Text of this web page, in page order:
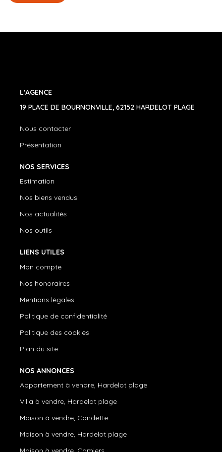
L'AGENCE
19 PLACE DE BOURNONVILLE, 62152 HARDELOT PLAGE
Nous contacter
Présentation
NOS SERVICES
Estimation
Nos biens vendus
Nos actualités
Nos outils
LIENS UTILES
Mon compte
Nos honoraires
Mentions légales
Politique de confidentialité
Politique des cookies
Plan du site
NOS ANNONCES
Appartement à vendre, Hardelot plage
Villa à vendre, Hardelot plage
Maison à vendre, Condette
Maison à vendre, Hardelot plage